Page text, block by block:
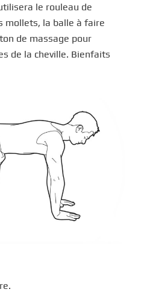
le rouleau de
mollets, la balle à faire
de massage pour
de la cheville. Bienfaits